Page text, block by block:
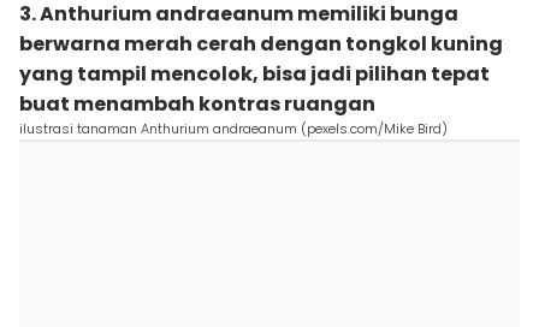
3. Anthurium andraeanum memiliki bunga
berwarna merah cerah dengan tongkol kuning
yang tampil mencolok, bisa jadi pilihan tepat
buat menambah kontras ruangan
ilustrasi tanaman Anthurium andraeanum (pexels.com/Mike Bird)